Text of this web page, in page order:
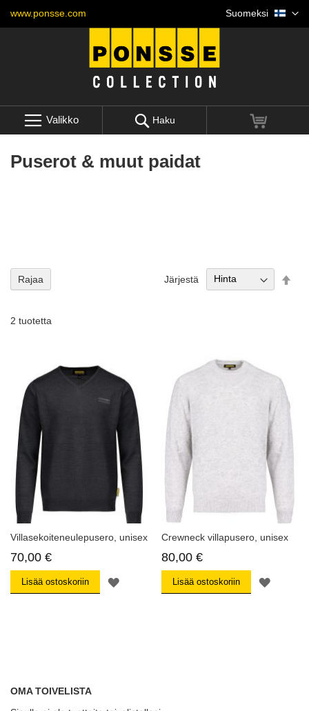
www.ponsse.com
to
Kieli
Suomeksi
Valikko Haku Ostoskori
Puserot & muut paidat
2 tuotetta
Järjestä
Villasekoiteneulepusero, unisex
70,00 €
Lisää ostoskoriin MUISTILISTAAN
Crewneck villapusero, unisex
80,00 €
Lisää ostoskoriin
Rajaa
OMA TOIVELISTA